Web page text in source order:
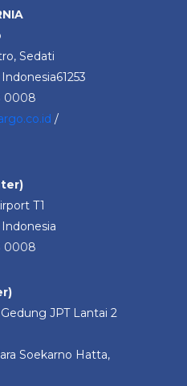
Sedati
0008
/
T1
0008
JPT Lantai 2
Soekarno Hatta,